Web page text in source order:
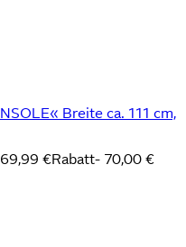
Breite ca. 111 cm,
€Rabatt- 70,00 €